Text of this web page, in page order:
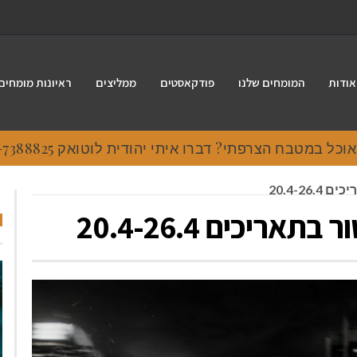
אודות המומחים שלנו פודקאסטים ממליצים ראיונות
במטבח הצרפתי? דברו איתי יהודית לוטואק 054-7388825.
26.4
20.4-26.4